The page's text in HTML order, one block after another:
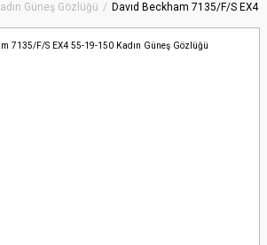
Güneş Gözlüğü Davıd Beckham 7135/F/S EX4